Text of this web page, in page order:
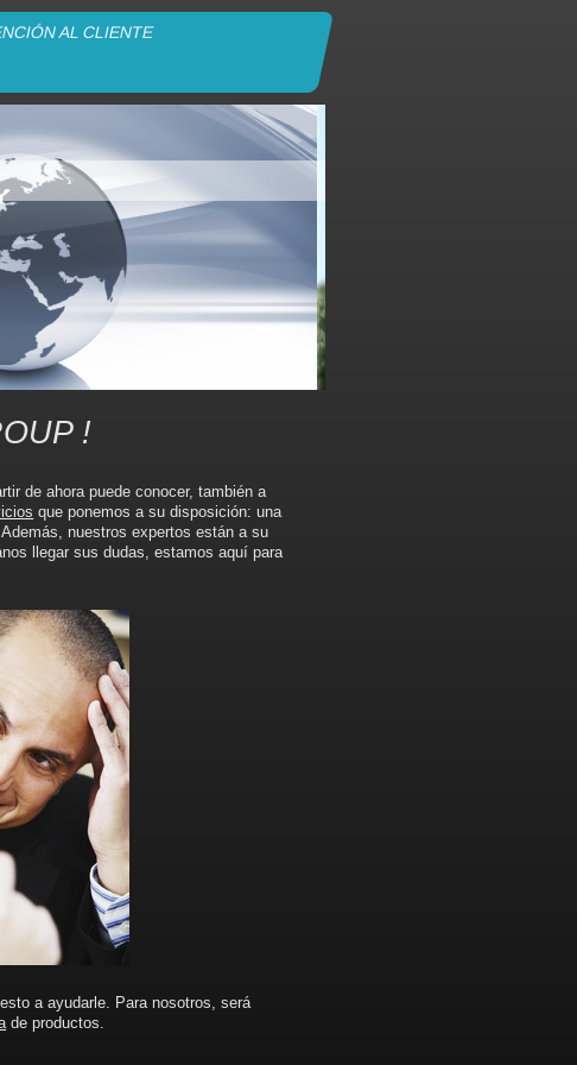
AL CLIENTE
!
de ahora puede conocer, también a
que ponemos a su disposición: una
nuestros expertos están a su
llegar sus dudas, estamos aquí para
a ayudarle. Para nosotros, será
de productos.